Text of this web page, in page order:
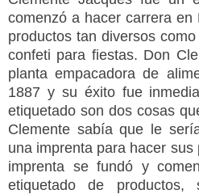
comenzó a hacer carrera en
productos tan diversos
confeti para fiestas. Don
planta empacadora de
1887 y su éxito fue
etiquetado son dos cosas
Clemente sabía que le
una imprenta para hacer
imprenta se fundó y
etiquetado de productos,